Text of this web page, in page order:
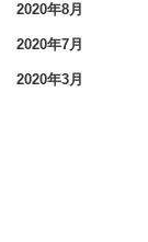
2020年8月
2020年7月
2020年3月